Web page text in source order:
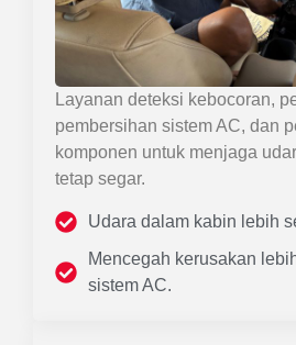
Layanan deteksi kebocoran,
pembersihan sistem AC, dan
komponen untuk menjaga
tetap segar.
Udara dalam kabin lebih
Mencegah kerusakan
sistem AC.